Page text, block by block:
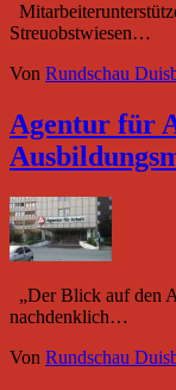
Streuobstwiesen…
Von Rundschau
Agentur für
„Der Blick auf den
nachdenklich…
Von Rundschau